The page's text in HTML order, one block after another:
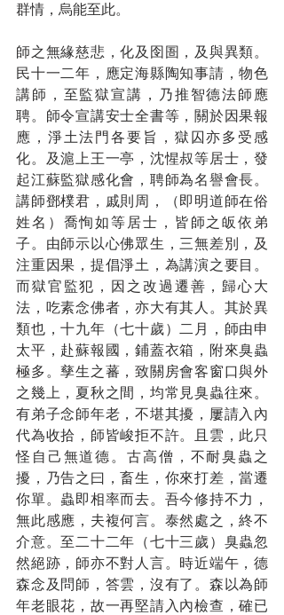
群情，烏能至此。
師之無緣慈悲，化及囹圄，及與異類。
民十一二年，應定海縣陶知事請，物色
講師，至監獄宣講，乃推智德法師應
聘。師令宣講安士全書等，關於因果報
應，淨土法門各要旨，獄囚亦多受感
化。及滬上王一亭，沈惺叔等居士，發
起江蘇監獄感化會，聘師為名譽會長。
講師鄧樸君，戚則周，（即明道師在俗
姓名）喬恂如等居士，皆師之皈依弟
子。由師示以心佛眾生，三無差別，及
注重因果，提倡淨土，為講演之要目。
而獄官監犯，因之改過遷善，歸心大
法，吃素念佛者，亦大有其人。其於異
類也，十九年（七十歲）二月，師由申
太平，赴蘇報國，鋪蓋衣箱，附來臭蟲
極多。孳生之蕃，致關房會客窗口與外
之幾上，夏秋之間，均常見臭蟲往來。
有弟子念師年老，不堪其擾，屢請入內
代為收拾，師皆峻拒不許。且雲，此只
怪自己無道德。古高僧，不耐臭蟲之
擾，乃告之曰，畜生，你來打差，當遷
你單。蟲即相率而去。吾今修持不力，
無此感應，夫複何言。泰然處之，終不
介意。至二十二年（七十三歲）臭蟲忽
然絕跡，師亦不對人言。時近端午，德
森念及問師，答雲，沒有了。森以為師
年老眼花，故一再堅請入內檢查，確已